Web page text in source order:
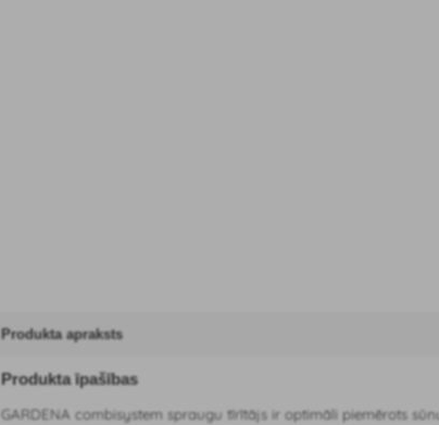
Produkta apraksts
Produkta īpašības
GARDENA combisystem spraugu tīrītājs ir optimāli piemērots